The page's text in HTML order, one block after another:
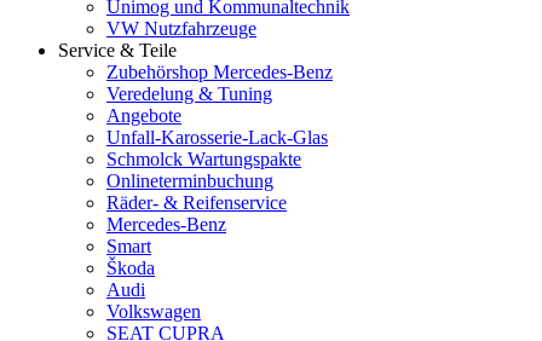
Unimog und Kommunaltechnik
VW Nutzfahrzeuge
Service & Teile
Zubehörshop Mercedes-Benz
Veredelung & Tuning
Angebote
Unfall-Karosserie-Lack-Glas
Schmolck Wartungspakte
Onlineterminbuchung
Räder- & Reifenservice
Mercedes-Benz
Smart
Škoda
Audi
Volkswagen
SEAT CUPRA